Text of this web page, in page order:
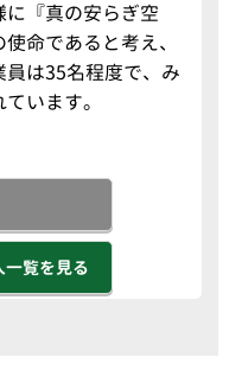
『真の安らぎ空
命であると考え、
は35名程度で、み
います。
一覧を見る